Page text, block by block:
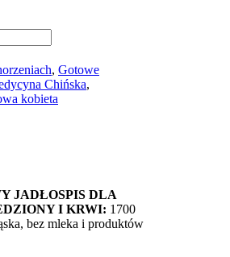
, Gotowe
Chińska,
kobieta
JADŁOSPIS DLA
I KRWI: 1700
bez mleka i produktów